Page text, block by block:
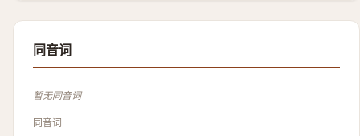
同音词
暂无同音词
同音词